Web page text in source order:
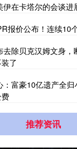
在卡塔尔的会谈进
报价公布！连续10
除贝克汉姆文身，
了
：富豪10亿遗产全
推荐资讯